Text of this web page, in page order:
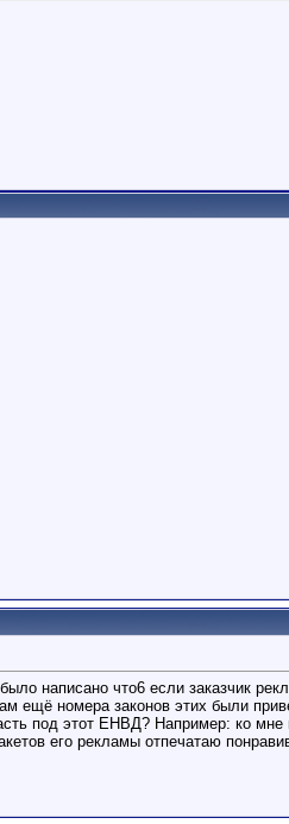
написано что6 если заказчик
ещё номера законов этих были
под этот ЕНВД? Например: ко мне
его рекламы отпечатаю